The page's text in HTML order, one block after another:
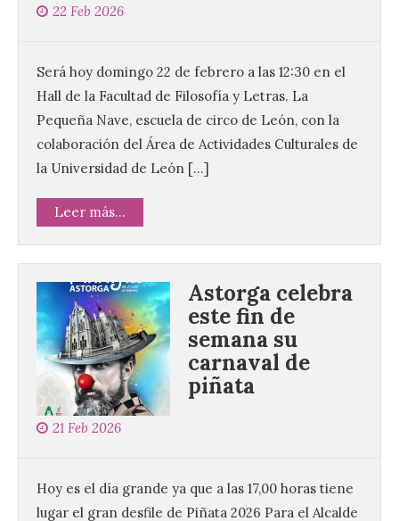
22 Feb 2026
Será hoy domingo 22 de febrero a las 12:30 en el
Hall de la Facultad de Filosofía y Letras. La
Pequeña Nave, escuela de circo de León, con la
colaboración del Área de Actividades Culturales de
la Universidad de León […]
Leer más...
Astorga celebra
este fin de
semana su
carnaval de
piñata
21 Feb 2026
Hoy es el día grande ya que a las 17,00 horas tiene
lugar el gran desfile de Piñata 2026 Para el Alcalde